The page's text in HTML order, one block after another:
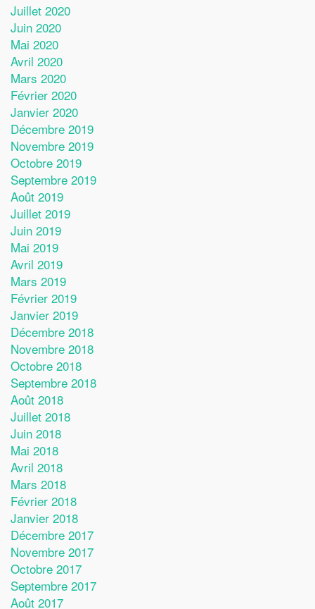
Juillet 2020
Juin 2020
Mai 2020
Avril 2020
Mars 2020
Février 2020
Janvier 2020
Décembre 2019
Novembre 2019
Octobre 2019
Septembre 2019
Août 2019
Juillet 2019
Juin 2019
Mai 2019
Avril 2019
Mars 2019
Février 2019
Janvier 2019
Décembre 2018
Novembre 2018
Octobre 2018
Septembre 2018
Août 2018
Juillet 2018
Juin 2018
Mai 2018
Avril 2018
Mars 2018
Février 2018
Janvier 2018
Décembre 2017
Novembre 2017
Octobre 2017
Septembre 2017
Août 2017